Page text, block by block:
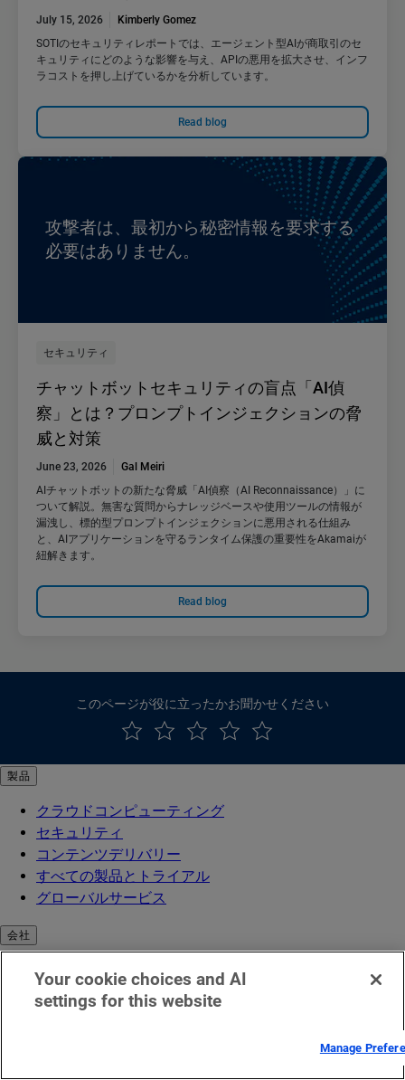
July 15, 2026
Kimberly Gomez
SOTIのセキュリティレポートでは、エージェント型AIが商取引のセ
キュリティにどのような影響を与え、APIの悪用を拡大させ、インフ
ラコストを押し上げているかを分析しています。
Read blog
攻撃者は、最初から秘密情報を要求する
必要はありません。
セキュリティ
チャットボットセキュリティの盲点「AI偵
察」とは？プロンプトインジェクションの脅
威と対策
June 23, 2026
Gal Meiri
AIチャットボットの新たな脅威「AI偵察（AI Reconnaissance）」に
ついて解説。無害な質問からナレッジベースや使用ツールの情報が
漏洩し、標的型プロンプトインジェクションに悪用される仕組み
と、AIアプリケーションを守るランタイム保護の重要性をAkamaiが
紐解きます。
Read blog
このページが役に立ったかお聞かせください
製品
クラウドコンピューティング
セキュリティ
コンテンツデリバリー
すべての製品とトライアル
グローバルサービス
会社
会社情報
沿革
リーダーシップ
Your cookie choices and AI
settings for this website
Manage